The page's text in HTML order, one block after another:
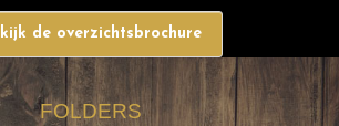
de overzichtsbrochure
FOLDERS